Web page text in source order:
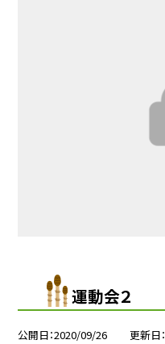
運動会２
公開日 2020/09/26 更新日